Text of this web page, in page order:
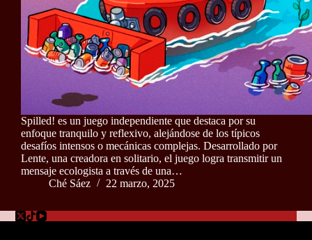
Spilled! es un juego independiente que destaca por su
enfoque tranquilo y reflexivo, alejándose de los típicos
desafíos intensos o mecánicas complejas. Desarrollado por
Lente, una creadora en solitario, el juego logra transmitir un
mensaje ecologista a través de una…
Ché Sáez
22 marzo, 2025